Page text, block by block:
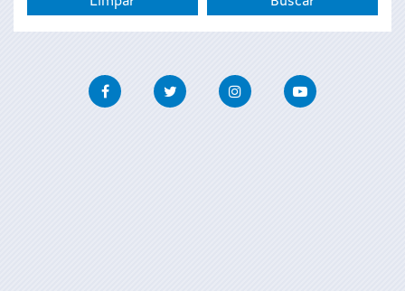
FacebookTwitter InstagramYoutube